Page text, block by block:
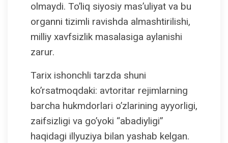
olmaydi. To’liq siyosiy mas’uliyat va bu
organni tizimli ravishda almashtirilishi,
milliy xavfsizlik masalasiga aylanishi
zarur.
Tarix ishonchli tarzda shuni
ko’rsatmoqdaki: avtoritar rejimlarning
barcha hukmdorlari o’zlarining ayyorligi,
zaifsizligi va go’yoki “abadiyligi”
haqidagi illyuziya bilan yashab kelgan.